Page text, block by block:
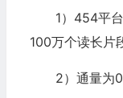
1）454平
100万个读长片
2）通量为